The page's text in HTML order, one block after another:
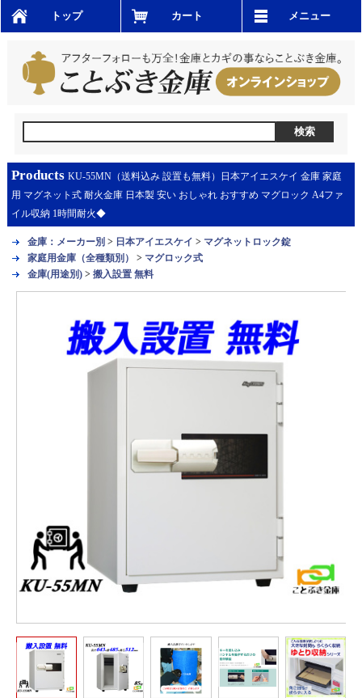
トップ カート メニュー
Products KU-55MN（送料込み 設置も無料）日本アイエスケイ 金庫 家庭
用 マグネット式 耐火金庫 日本製 安い おしゃれ おすすめ マグロック A4ファ
イル収納 1時間耐火◆
金庫：メーカー別 > 日本アイエスケイ > マグネットロック錠
家庭用金庫（全種類別）
> マグロック式
金庫(用途別)> 搬入設置 無料